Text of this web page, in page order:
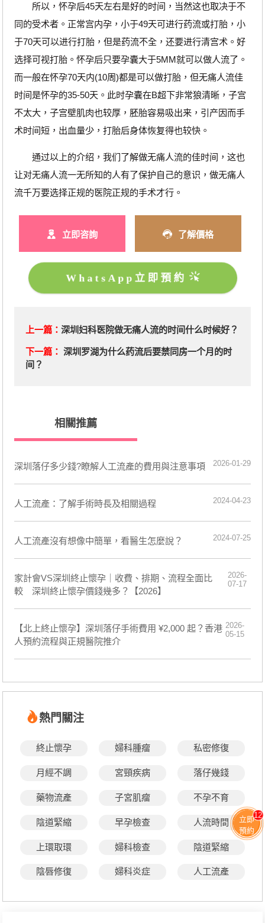
所以，怀孕后45天左右是好的时间，当然这也取决于不
同的受术者。正常宫内孕，小于49天可进行药流或打胎，小
于70天可以进行打胎，但是药流不全，还要进行清宫术。好
选择可视打胎。怀孕后只要孕囊大于5MM就可以做人流了。
而一般在怀孕70天内(10周)都是可以做打胎，但无痛人流佳
时间是怀孕的35-50天。此时孕囊在B超下非常狼清晰，子宫
不太大，子宫壁肌肉也较厚，胚胎容易吸出来，引产因而手
术时间短，出血量少，打胎后身体恢复得也较快。
通过以上的介绍，我们了解做无痛人流的佳时间，这也
让对无痛人流一无所知的人有了保护自己的意识，做无痛人
流千万要选择正规的医院正规的手术才行。
立即咨詢 了解價格
WhatsApp立即預約
上一篇： 深圳妇科医院做无痛人流的时间什么时候好？
下一篇： 深圳罗湖为什么药流后要禁同房一个月的时
间？
相關推薦
深圳落仔多少錢?瞭解人工流產的費用與注意事項 2026-01-29
人工流產：了解手術時長及相關過程 2024-04-23
人工流產沒有想像中簡單，看醫生怎麼說？ 2024-07-25
家計會VS深圳終止懷孕｜收費、排期、流程全面比
較 深圳終止懷孕價錢幾多？【2026】
2026-
07-17
【北上終止懷孕】深圳落仔手術費用 ¥2,000 起？香港
人預約流程與正規醫院推介
2026-
05-15
熱門關注
終止懷孕 婦科腫瘤 私密修復
月經不調 宮頸疾病 落仔幾錢
藥物流產 子宮肌瘤 不孕不育
陰道緊縮 早孕檢查 人流時間
上環取環 婦科檢查 陰道緊縮
陰唇修復 婦科炎症 人工流產
立即
預約
12